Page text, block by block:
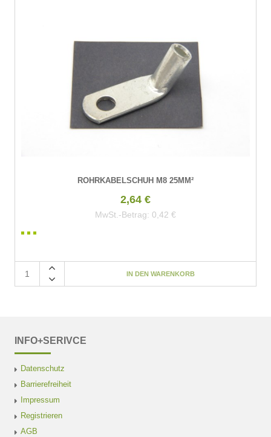
ROHRKABELSCHUH M8 25MM²
2,64 €
MwSt.-Betrag: 0,42 €
INFO+SERIVCE
Datenschutz
Barrierefreiheit
Impressum
Registrieren
AGB